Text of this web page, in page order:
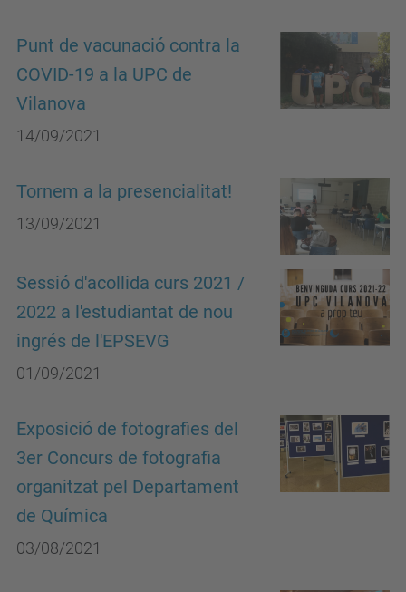
Punt de vacunació contra la
COVID-19 a la UPC de
Vilanova
14/09/2021
Tornem a la presencialitat!
13/09/2021
Sessió d'acollida curs 2021 /
2022 a l'estudiantat de nou
ingrés de l'EPSEVG
01/09/2021
Exposició de fotografies del
3er Concurs de fotografia
organitzat pel Departament
de Química
03/08/2021